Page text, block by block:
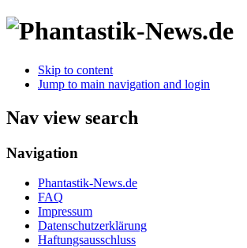
Skip to content
Jump to main navigation and login
Nav view search
Navigation
Phantastik-News.de
FAQ
Impressum
Datenschutzerklärung
Haftungsausschluss